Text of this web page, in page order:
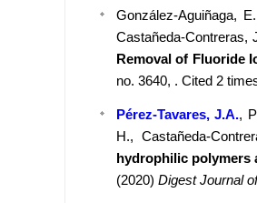
González-Aguiñaga,
Castañeda-
Removal of Fluoride
no. 3640, . Cited 2
Pérez-Tavares, J.A.,
H., Castañeda-
(2020) Digest Journal